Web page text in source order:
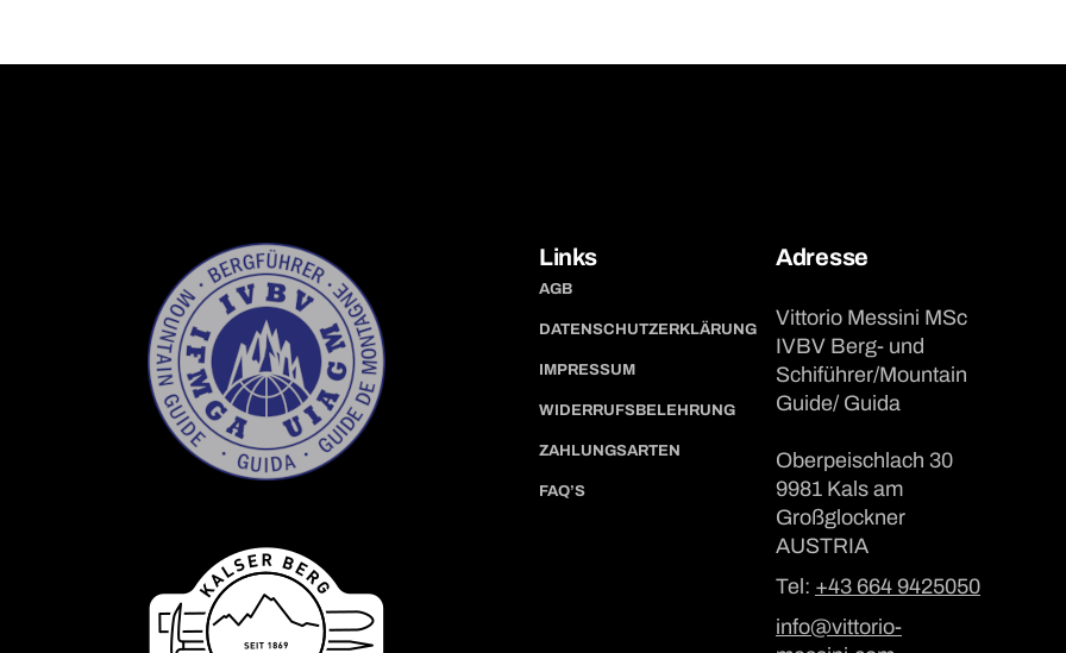
Links
AGB
DATENSCHUTZERKLÄRUNG
IMPRESSUM
WIDERRUFSBELEHRUNG
ZAHLUNGSARTEN
FAQ’S
Adresse
Vittorio Messini MSc
IVBV Berg- und
Schiführer/Mountain
Guide/ Guida
Oberpeischlach 30
9981 Kals am
Großglockner
AUSTRIA
Tel: +43 664 9425050
info@vittorio-